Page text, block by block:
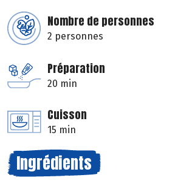
Nombre de personnes
2 personnes
Préparation
20 min
Cuisson
15 min
Ingrédients